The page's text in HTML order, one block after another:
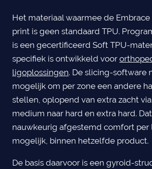
Het materiaal waarmee de
print is geen standaard TPU.
is een gecertificeerd Soft TPU-
specifiek is ontwikkeld voor
ligoplossingen. De slicing-software
mogelijk om per zone een andere
stellen, oplopend van extra zacht
medium naar hard en extra hard.
nauwkeurig afgestemd comfort per
mogelijk, binnen hetzelfde product.
De basis daarvoor is een gyroid-